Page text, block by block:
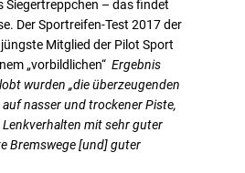
Siegertreppchen – das findet
Der Sportreifen-Test 2017 der
Mitglied der Pilot Sport
„vorbildlichen“ Ergebnis
wurden „die überzeugenden
nasser und trockener Piste,
mit sehr guter
Bremswege [und] guter